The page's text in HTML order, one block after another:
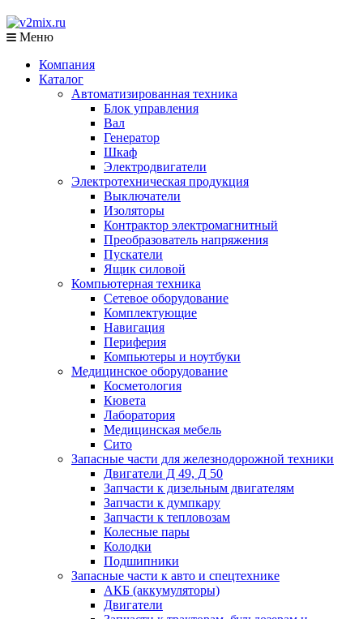
Меню
Компания
Каталог
Автоматизированная техника
Блок управления
Вал
Генератор
Шкаф
Электродвигатели
Электротехническая продукция
Выключатели
Изоляторы
Контрактор электромагнитный
Преобразователь напряжения
Пускатели
Ящик силовой
Компьютерная техника
Сетевое оборудование
Комплектующие
Навигация
Периферия
Компьютеры и ноутбуки
Медицинское оборудование
Косметология
Кювета
Лаборатория
Медицинская мебель
Сито
Запасные части для железнодорожной техники
Двигатели Д 49, Д 50
Запчасти к дизельным двигателям
Запчасти к думпкару
Запчасти к тепловозам
Колесные пары
Колодки
Подшипники
Запасные части к авто и спецтехнике
АКБ (аккумуляторы)
Двигатели